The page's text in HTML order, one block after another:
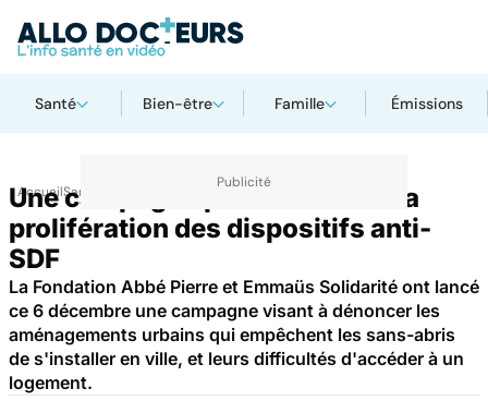
Santé Bien-être Famille Émissions
AccueilSanté
Une campagne pour dénoncer la
prolifération des dispositifs anti-
SDF
La Fondation Abbé Pierre et Emmaüs Solidarité ont lancé
ce 6 décembre une campagne visant à dénoncer les
aménagements urbains qui empêchent les sans-abris
de s'installer en ville, et leurs difficultés d'accéder à un
logement.